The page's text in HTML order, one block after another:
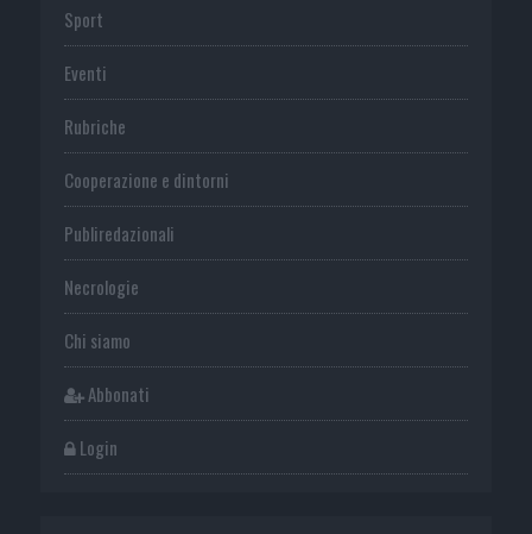
Sport
Eventi
Rubriche
Cooperazione e dintorni
Publiredazionali
Necrologie
Chi siamo
Abbonati
Login